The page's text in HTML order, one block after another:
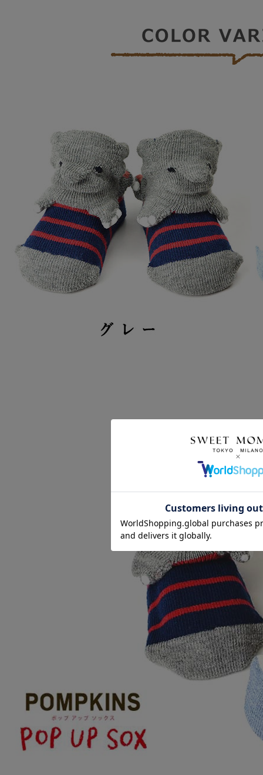
クーポンのご利用には会員登録が必要となります。